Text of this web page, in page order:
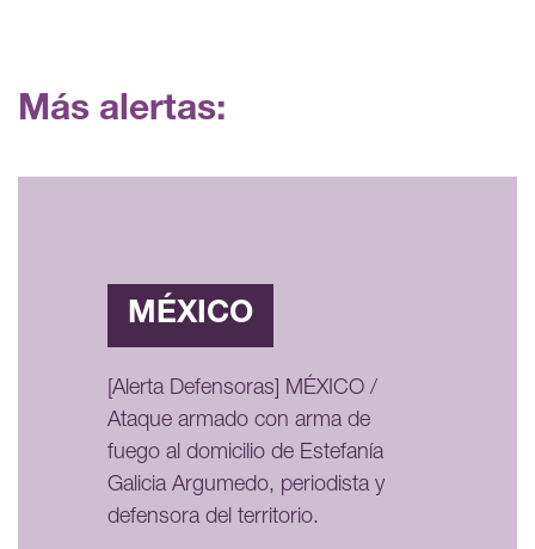
Más alertas:
MÉXICO
[Alerta Defensoras] MÉXICO /
Ataque armado con arma de
fuego al domicilio de Estefanía
Galicia Argumedo, periodista y
defensora del territorio.